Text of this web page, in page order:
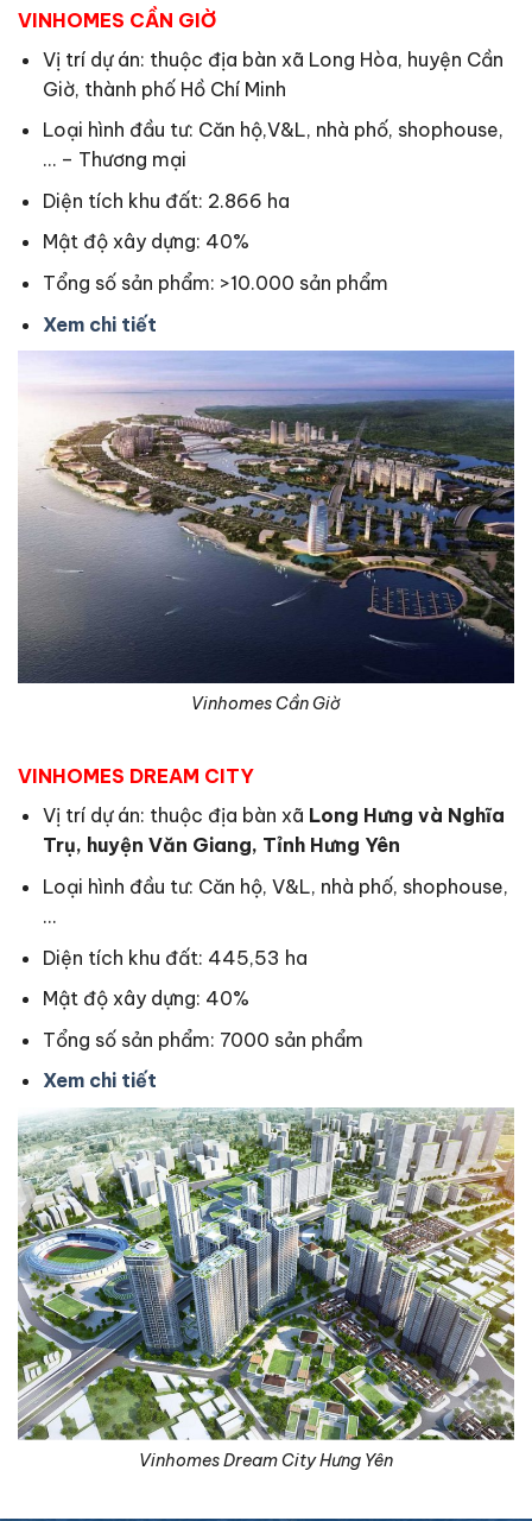
VINHOMES CẦN GIỜ
Vị trí dự án: thuộc địa bàn xã Long Hòa, huyện Cần
Giờ, thành phố Hồ Chí Minh
Loại hình đầu tư: Căn hộ,V&L, nhà phố, shophouse,
… – Thương mại
Diện tích khu đất: 2.866 ha
Mật độ xây dựng: 40%
Tổng số sản phẩm: >10.000 sản phẩm
Xem chi tiết
Vinhomes Cần Giờ
VINHOMES DREAM CITY
Vị trí dự án: thuộc địa bàn xã Long Hưng và Nghĩa
Trụ, huyện Văn Giang, Tỉnh Hưng Yên
Loại hình đầu tư: Căn hộ, V&L, nhà phố, shophouse,
…
Diện tích khu đất: 445,53 ha
Mật độ xây dựng: 40%
Tổng số sản phẩm: 7000 sản phẩm
Xem chi tiết
Vinhomes Dream City Hưng Yên